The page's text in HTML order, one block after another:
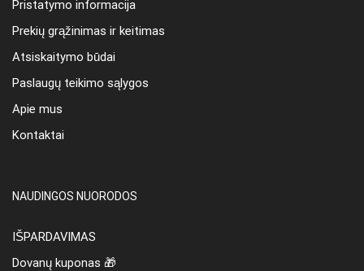
Pristatymo informacija
Prekių grąžinimas ir keitimas
Atsiskaitymo būdai
Paslaugų teikimo sąlygos
Apie mus
Kontaktai
NAUDINGOS NUORODOS
IŠPARDAVIMAS
Dovanų kuponas 🎁